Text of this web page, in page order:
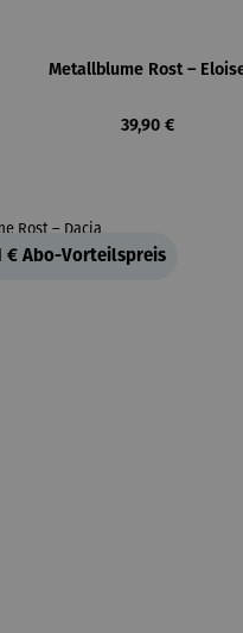
Metallblume Rost –
Regulärer Preis:
39,90 €
€ Abo-Vorteilspreis